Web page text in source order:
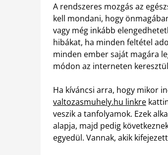
A rendszeres mozgás az
kell mondani, hogy
vagy még inkább
hibákat, ha minden feltétel
minden ember saját magára
módon az interneten
Ha kíváncsi arra, hogy mikor
valtozasmuhely.hu linkre
veszik a tanfolyamok. Ezek
alapja, majd pedig
egyedül. Vannak, akik